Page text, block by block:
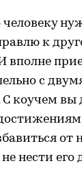
человеку
к
вполне
с
коучем вы
от
нести его